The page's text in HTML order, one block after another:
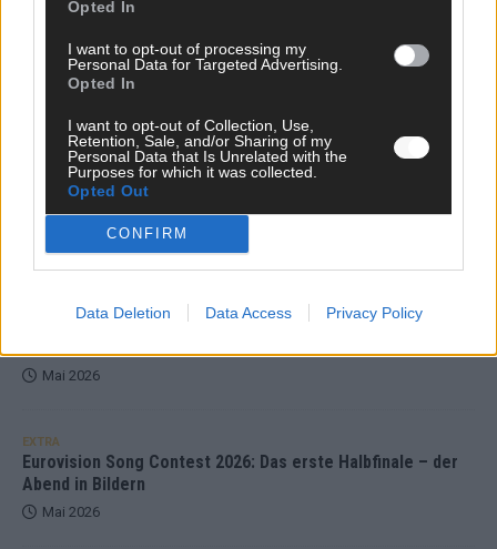
Opted In
I want to opt-out of processing my
Personal Data for Targeted Advertising.
Opted In
I want to opt-out of Collection, Use,
Retention, Sale, and/or Sharing of my
Personal Data that Is Unrelated with the
Purposes for which it was collected.
Opted Out
CONFIRM
Data Deletion Data Access Privacy Policy
KOMMENTAR
JJ hat den Abend gerettet – der Rest des ESC-Halbfinales
war solide, aber kein Feuerwerk
Mai 2026
ESC-Halbfinale 2: Das sagen die Wettquoten – vier sicher,
sechs zittern, einer chancenlos!
Mai 2026
EXTRA
Eurovision Song Contest 2026: Das erste Halbfinale – der
Abend in Bildern
Mai 2026